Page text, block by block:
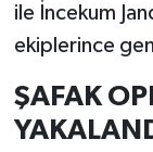
ile İncekum
ekiplerince
ŞAFAK